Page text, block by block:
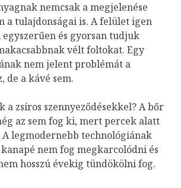
nemcsak a megjelenése
a tulajdonságai is. A felület igen
és gyorsan tudjuk
vélt foltokat. Egy
nem jelent problémát a
de a kávé sem.
a zsíros szennyeződésekkel? A bőr
az sem fog ki, mert percek alatt
legmodernebb technológiának
nem fog megkarcolódni és
hosszú évekig tündökölni fog.